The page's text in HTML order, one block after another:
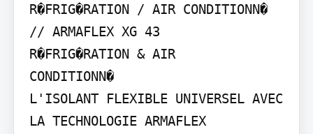
R�FRIG�RATION / AIR CONDITIONN�
// ARMAFLEX XG 43
R�FRIG�RATION & AIR
CONDITIONN�
L'ISOLANT FLEXIBLE UNIVERSEL AVEC
LA TECHNOLOGIE ARMAFLEX